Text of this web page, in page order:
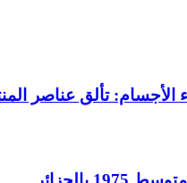
الأجسام: تألق